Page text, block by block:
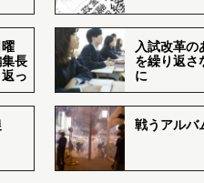
長
っ
入試改革の
を繰り返さ
に
戦うアルバ